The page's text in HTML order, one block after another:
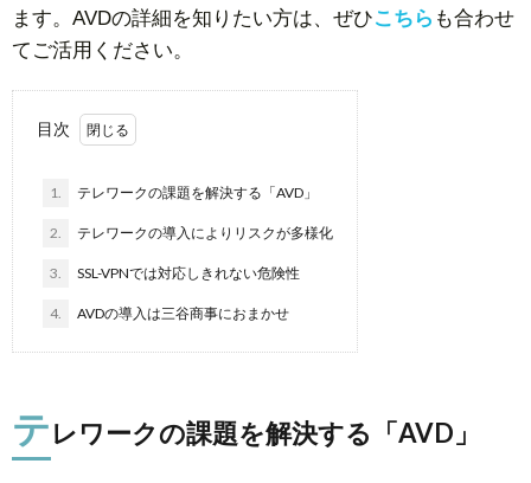
識
ます。AVDの詳細を知りたい方は、ぜひこちら も合わせ
てご活用ください。
目次
1. テレワークの課題を解決する「AVD」
2. テレワークの導入によりリスクが多様化
3. SSL-VPNでは対応しきれない危険性
4. AVDの導入は三谷商事におまかせ
テレワークの課題を解決する「AVD」